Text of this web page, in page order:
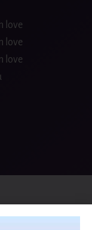
love
love
love